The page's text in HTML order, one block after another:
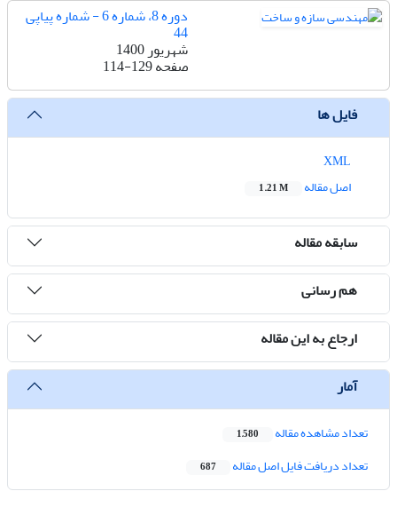
دوره 8، شماره 6 - شماره پیاپی
44
شهریور 1400
صفحه114-129
فایل ها
اصل مقاله
1.21 M
سابقه مقاله
هم رسانی
ارجاع به این مقاله
آمار
تعداد مشاهده مقاله 1,580
تعداد دریافت فایل اصل مقاله 687